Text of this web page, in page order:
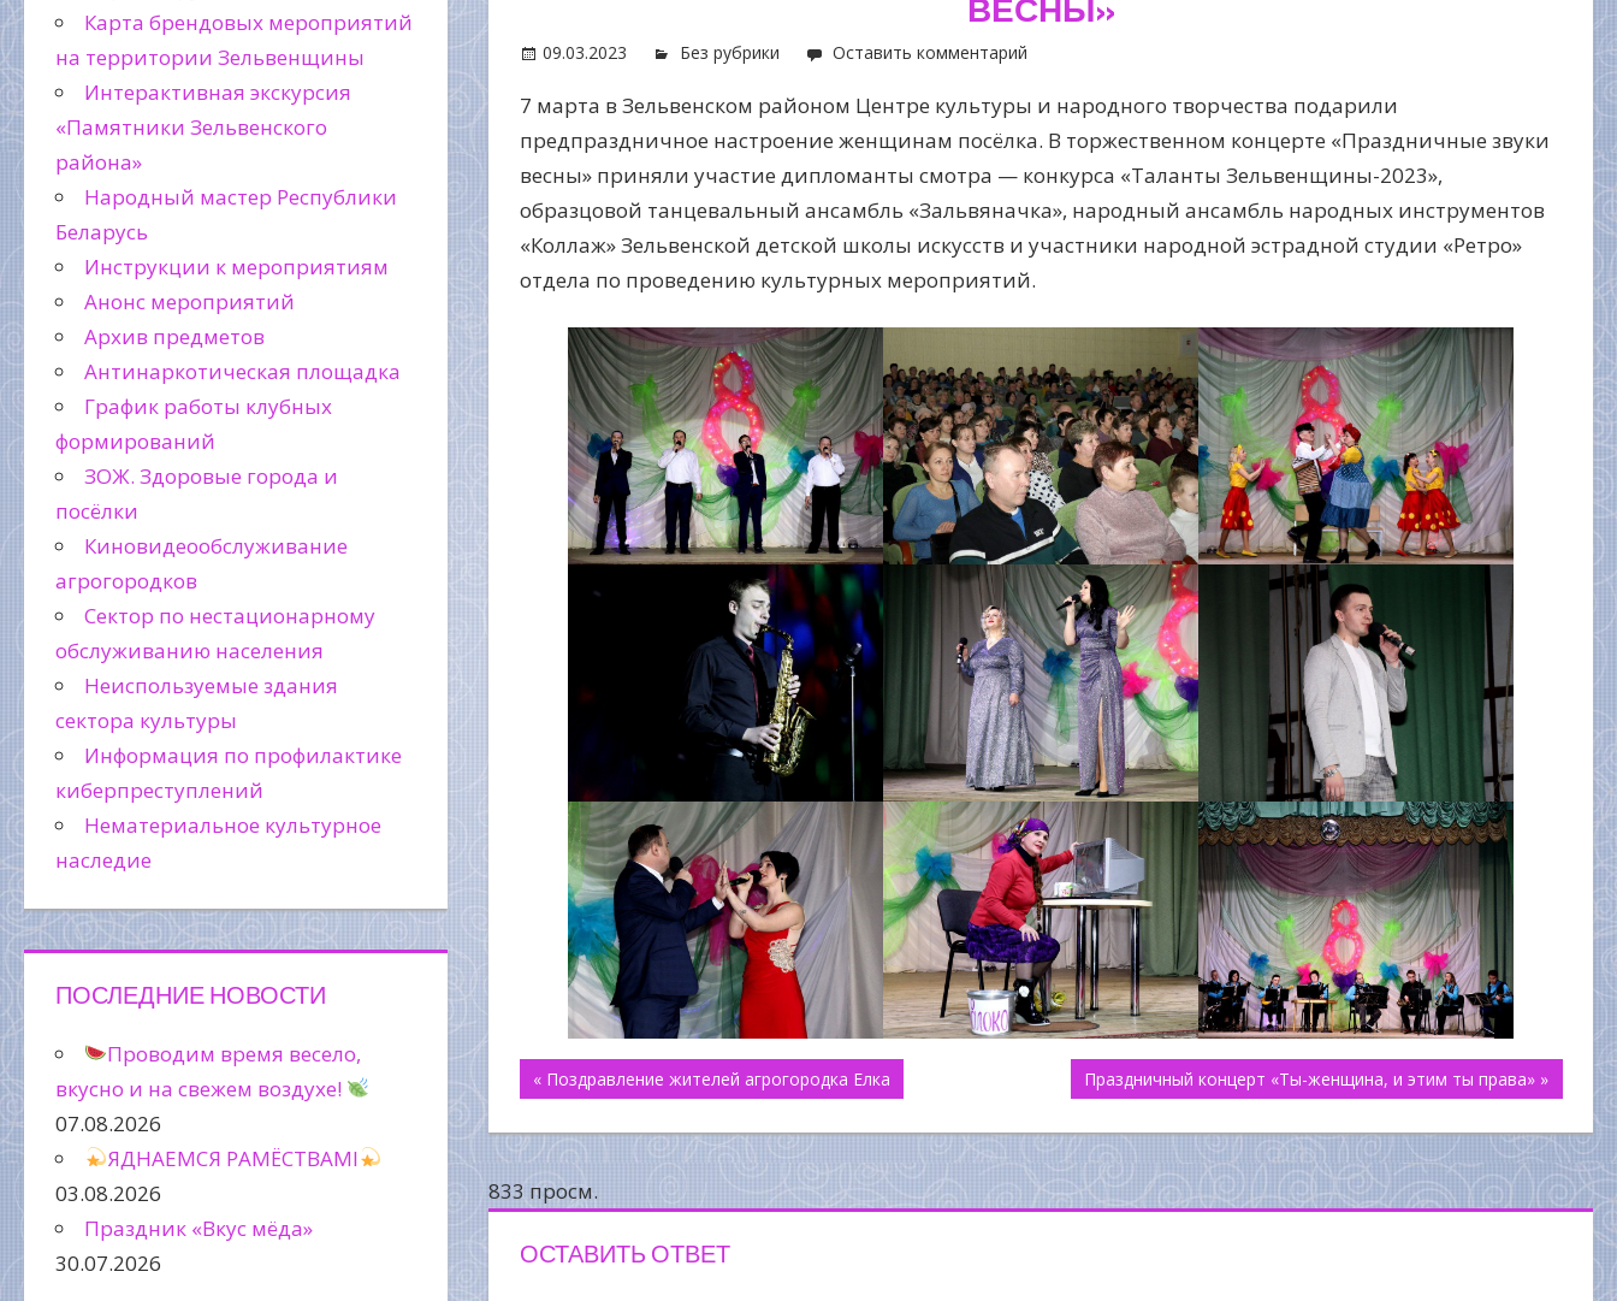
09.03.2023 Без рубрики Оставить комментарий
7 марта в Зельвенском районом Центре культуры и народного творчества подарили
предпраздничное настроение женщинам посёлка. В торжественном концерте «Праздничные звуки
весны» приняли участие дипломанты смотра — конкурса «Таланты Зельвенщины-2023»,
образцовой танцевальный ансамбль «Зальвяначка», народный ансамбль народных инструментов
«Коллаж» Зельвенской детской школы искусств и участники народной эстрадной студии «Ретро»
отдела по проведению культурных мероприятий.
Навигация
по
записям
« Поздравление жителей агрогородка Елка Праздничный концерт «Ты-женщина, и этим ты права» »
833 просм.
ОСТАВИТЬ ОТВЕТ
Карта брендовых мероприятий
на территории Зельвенщины
Интерактивная экскурсия
«Памятники Зельвенского
района»
Народный мастер Республики
Беларусь
Инструкции к мероприятиям
Анонс мероприятий
Архив предметов
Антинаркотическая площадка
График работы клубных
формирований
ЗОЖ. Здоровые города и
посёлки
Киновидеообслуживание
агрогородков
Сектор по нестационарному
обслуживанию населения
Неиспользуемые здания
сектора культуры
Информация по профилактике
киберпреступлений
Нематериальное культурное
наследие
ПОСЛЕДНИЕ НОВОСТИ
Проводим время весело,
вкусно и на свежем воздухе!
07.08.2026
ЯДНАЕМСЯ РАМЁСТВАМІ
03.08.2026
Праздник «Вкус мёда»
30.07.2026